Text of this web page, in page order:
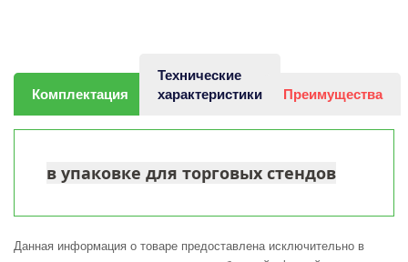
Комплектация
Технические
характеристики
Преимущества
в упаковке для торговых стендов
Данная информация о товаре предоставлена исключительно в